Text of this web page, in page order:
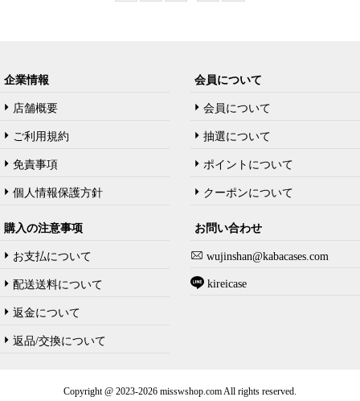
企業情報
店舗概要
ご利用規約
免責事項
個人情報保護方針
会員について
会員について
抽選について
ポイントについて
クーポンについて
購入の注意事项
お支払について
配送送料について
返金について
返品/交換について
お問い合わせ
wujinshan@kabacases.com
kireicase
Copyright @ 2023-2026 misswshop.com All rights reserved.